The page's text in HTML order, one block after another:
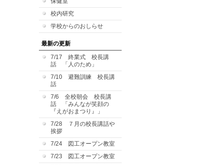
校内研究
学校からのおしらせ
最新の更新
7/17 終業式 校長講
話 「人のため」
7/10 避難訓練 校長講
話
7/6 全校朝会 校長講
話 「みんなが笑顔の
『えがおまつり』」
7/28 ７月の校長講話や
挨拶
7/24 図工オープン教室
7/23 図工オープン教室